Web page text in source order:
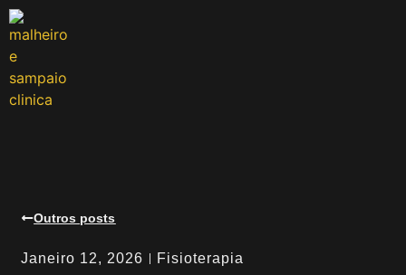
Outros posts
Janeiro 12, 2026 Fisioterapia